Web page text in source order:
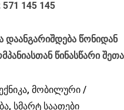
571 145 145
დაანგარიშდება წონიდან
წინასწარი
, მობილური /
, სმარტ საათები